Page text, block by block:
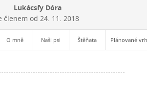
Lukácsfy Dóra
členem od 24. 11. 2018
O mně Naši psi Štěňata Plánované